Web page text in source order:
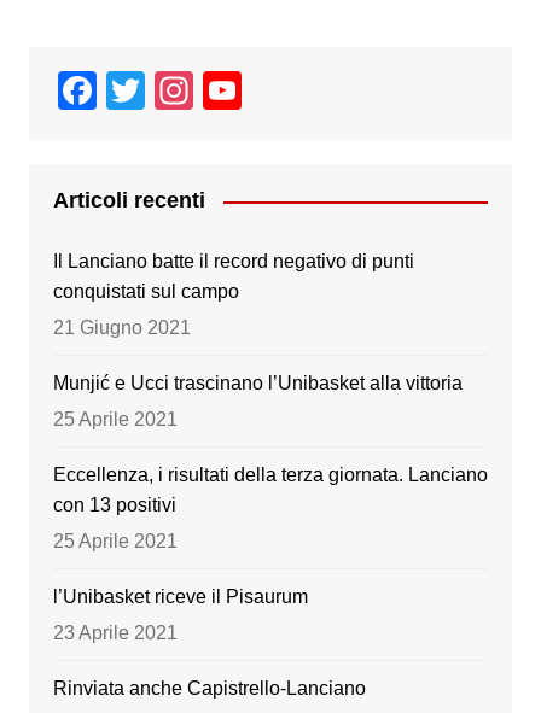
F
e
b
o
o
T
er
In
gr
a
m
T
Articoli recenti
Il Lanciano batte il record negativo di punti
conquistati sul campo
21 Giugno 2021
Munjić e Ucci trascinano l’Unibasket alla vittoria
25 Aprile 2021
Eccellenza, i risultati della terza giornata. Lanciano
con 13 positivi
25 Aprile 2021
l’Unibasket riceve il Pisaurum
23 Aprile 2021
Rinviata anche Capistrello-Lanciano